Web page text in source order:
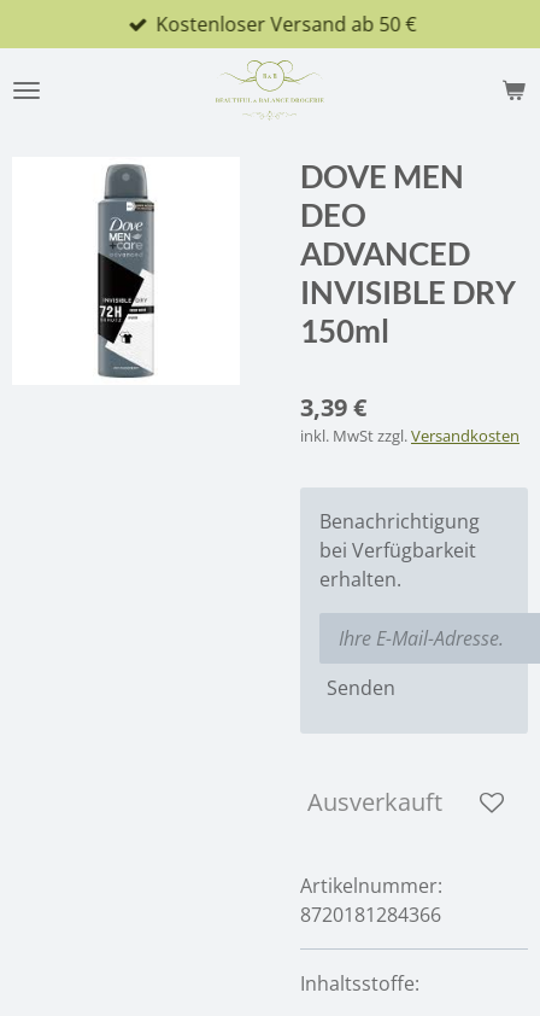
Hauptinhalt
springen
Kostenloser Versand ab 50 €
DOVE MEN
DEO
ADVANCED
INVISIBLE DRY
150ml
3,39 €
inkl. MwSt zzgl.Versandkosten
Benachrichtigung
bei Verfügbarkeit
erhalten.
Senden
Ausverkauft
Artikelnummer:
8720181284366
Inhaltsstoffe: